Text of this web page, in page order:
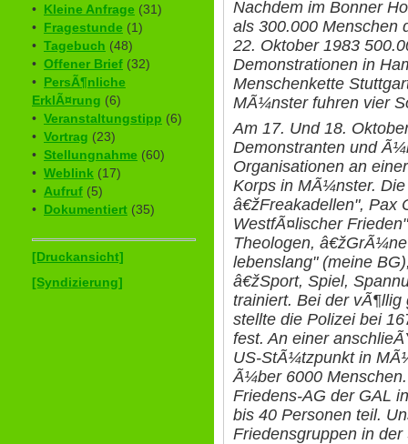
• Kleine Anfrage (31)
• Fragestunde (1)
• Tagebuch (48)
• Offener Brief (32)
• PersÃ¶nliche
ErklÃ¤rung (6)
• Veranstaltungstipp (6)
• Vortrag (23)
• Stellungnahme (60)
• Weblink (17)
• Aufruf (5)
• Dokumentiert (35)
[Druckansicht]
[Syndizierung]
Nachdem im Bonner
als 300.000 Menschen
22. Oktober 1983
Demonstrationen in
Menschenkette
MÃ¼nster fuhren vier
Am 17. Und 18.
Demonstranten und
Organisationen an
Korps in MÃ¼nster.
â€žFreakadellen", Pax
WestfÃ¤lischer
Theologen,
lebenslang" (meine
â€žSport, Spiel,
trainiert. Bei der
stellte die Polizei bei
fest. An einer
US-StÃ¼tzpunkt in
Ã¼ber 6000
Friedens-AG der GAL
bis 40 Personen teil.
Friedensgruppen in der